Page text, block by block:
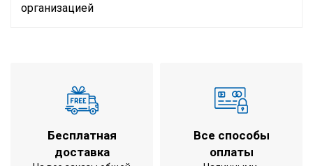
организацией
Режим работы
обогрев
Холодопроизводительность
Теплопроизводительность
15.5 кВт
Потребляемая мощность
Бесплатная
доставка
Все способы
оплаты